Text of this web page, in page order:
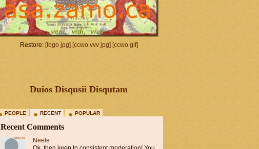
Restore: [logo jpg] [ccwo vvv jpg] [ccwo gif]
Duios Disqusii Disqutam
PEOPLE RECENT POPULAR
Recent Comments
Neele